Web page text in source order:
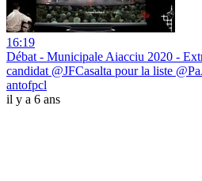
16:19
Débat - Municipale Aiacciu 2020 -
candidat @JFCasalta pour la liste
antofpcl
il y a 6 ans